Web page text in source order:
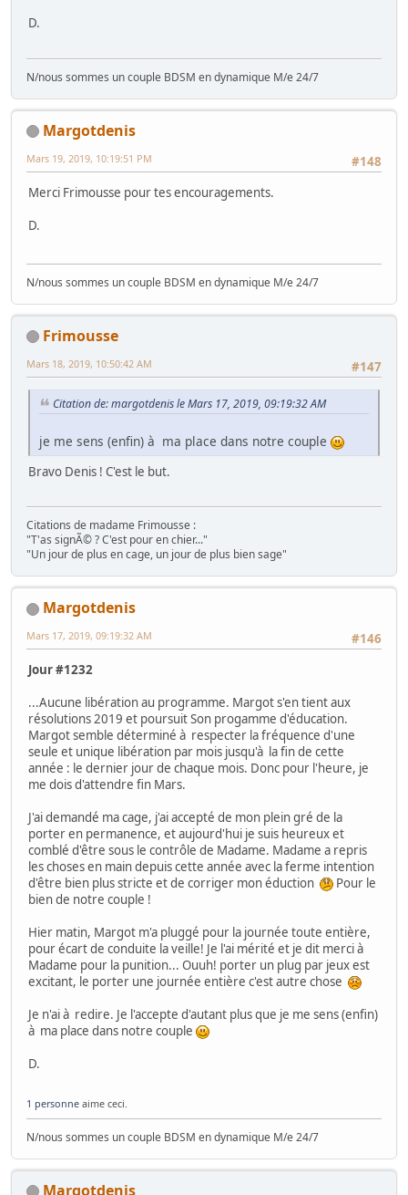
D.
N/nous sommes un couple BDSM en dynamique M/e 24/7
Margotdenis
#148
Mars 19, 2019, 10:19:51 PM
Merci Frimousse pour tes encouragements.
D.
N/nous sommes un couple BDSM en dynamique M/e 24/7
Frimousse
#147
Mars 18, 2019, 10:50:42 AM
Citation de: margotdenis le Mars 17, 2019, 09:19:32 AM
je me sens (enfin) à ma place dans notre couple
Bravo Denis ! C'est le but.
Citations de madame Frimousse :
"T'as signÃ© ? C'est pour en chier..."
"Un jour de plus en cage, un jour de plus bien sage"
Margotdenis
#146
Mars 17, 2019, 09:19:32 AM
Jour #1232
...Aucune libération au programme. Margot s'en tient aux
résolutions 2019 et poursuit Son progamme d'éducation.
Margot semble déterminé à respecter la fréquence d'une
seule et unique libération par mois jusqu'à la fin de cette
année : le dernier jour de chaque mois. Donc pour l'heure, je
me dois d'attendre fin Mars.
J'ai demandé ma cage, j'ai accepté de mon plein gré de la
porter en permanence, et aujourd'hui je suis heureux et
comblé d'être sous le contrôle de Madame. Madame a repris
les choses en main depuis cette année avec la ferme intention
d'être bien plus stricte et de corriger mon éduction
Pour le
bien de notre couple !
Hier matin, Margot m'a pluggé pour la journée toute entière,
pour écart de conduite la veille! Je l'ai mérité et je dit merci à
Madame pour la punition... Ouuh! porter un plug par jeux est
excitant, le porter une journée entière c'est autre chose
Je n'ai à redire. Je l'accepte d'autant plus que je me sens (enfin)
à ma place dans notre couple
D.
1 personne aime ceci.
N/nous sommes un couple BDSM en dynamique M/e 24/7
Margotdenis